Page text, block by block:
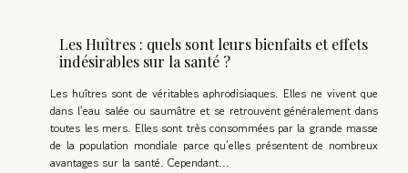
Les Huîtres : quels sont leurs bienfaits et effets
indésirables sur la santé ?
Les huîtres sont de véritables aphrodisiaques. Elles ne vivent que
dans l’eau salée ou saumâtre et se retrouvent généralement dans
toutes les mers. Elles sont très consommées par la grande masse
de la population mondiale parce qu’elles présentent de nombreux
avantages sur la santé. Cependant...